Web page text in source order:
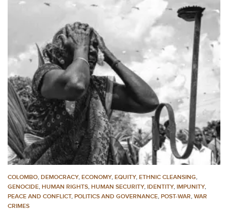
COLOMBO, DEMOCRACY, ECONOMY, EQUITY, ETHNIC CLEANSING,
GENOCIDE, HUMAN RIGHTS, HUMAN SECURITY, IDENTITY, IMPUNITY,
PEACE AND CONFLICT, POLITICS AND GOVERNANCE, POST-WAR, WAR
CRIMES